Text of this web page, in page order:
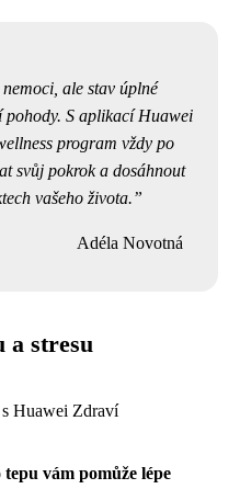
ale stav úplné
pohody. S aplikací Huawei
program vždy po
svůj pokrok a dosáhnout
vašeho života.
Adéla Novotná
a stresu
s Huawei Zdraví
vám pomůže lépe